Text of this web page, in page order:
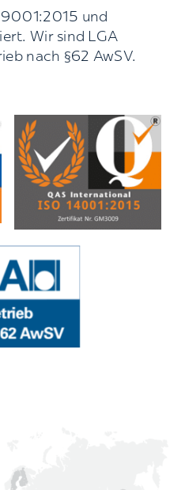
und
Wir sind LGA
nach §62 AwSV.